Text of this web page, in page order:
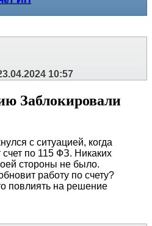
10:57
Заблокировали
с ситуацией, когда
счет по 115 ФЗ. Никаких
стороны не было.
работу по счету?
повлиять на решение